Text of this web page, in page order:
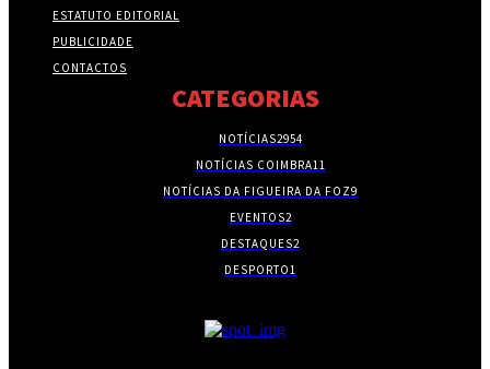
ESTATUTO EDITORIAL
PUBLICIDADE
CONTACTOS
CATEGORIAS
NOTÍCIAS2954
NOTÍCIAS COIMBRA11
NOTÍCIAS DA FIGUEIRA DA FOZ9
EVENTOS2
DESTAQUES2
DESPORTO1